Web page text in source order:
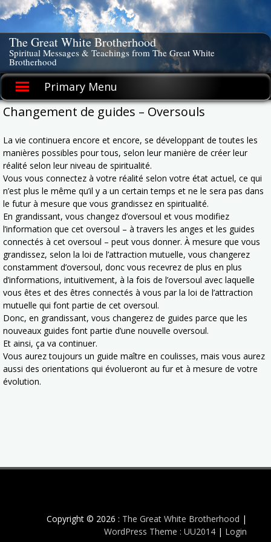
Skip
to
content
The Great White Brotherhood
Spiritual Messages & Teachings from The Great White
Brotherhood
Primary Menu
Changement de guides – Oversouls
La vie continuera encore et encore, se développant de toutes les
manières possibles pour tous, selon leur manière de créer leur
réalité selon leur niveau de spiritualité.
Vous vous connectez à votre réalité selon votre état actuel, ce qui
n’est plus le même qu’il y a un certain temps et ne le sera pas dans
le futur à mesure que vous grandissez en spiritualité.
En grandissant, vous changez d’oversoul et vous modifiez
l’information que cet oversoul – à travers les anges et les guides
connectés à cet oversoul – peut vous donner. À mesure que vous
grandissez, selon la loi de l’attraction mutuelle, vous changerez
constamment d’oversoul, donc vous recevrez de plus en plus
d’informations, intuitivement, à la fois de l’oversoul avec laquelle
vous êtes et des êtres connectés à vous par la loi de l’attraction
mutuelle qui font partie de cet oversoul.
Donc, en grandissant, vous changerez de guides parce que les
nouveaux guides font partie d’une nouvelle oversoul.
Et ainsi, ça va continuer.
Vous aurez toujours un guide maître en coulisses, mais vous aurez
aussi des orientations qui évolueront au fur et à mesure de votre
évolution.
Copyright © 2026 : The Great White Brotherhood |
WordPress Theme : UU2014 | Login